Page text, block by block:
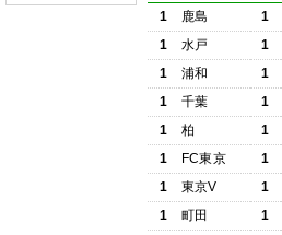
1 鹿島 1
1
水戸 1
1
浦和 1
1
千葉 1
1
柏 1
1
FC東京 1
1
東京V 1
1
町田 1